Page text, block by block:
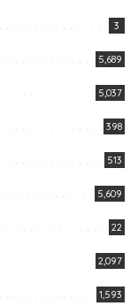
3
5,689
5,037
398
513
5,609
22
2,097
1,593